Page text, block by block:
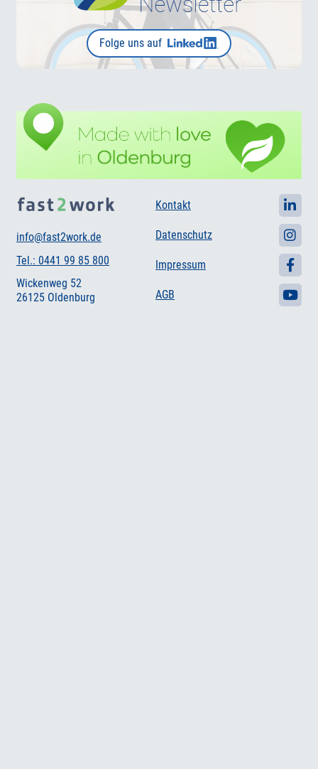
Folge uns auf
info@fast2work.de
Tel.: 0441 99 85 800
Wickenweg 52
26125 Oldenburg
Kontakt
Datenschutz
Impressum
AGB